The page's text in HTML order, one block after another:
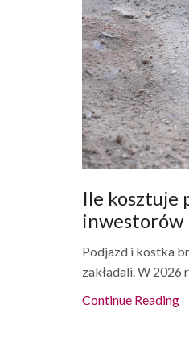
Ile kosztuje
inwestorów
Podjazd i kostka
zakładali. W 2026
Continue Reading